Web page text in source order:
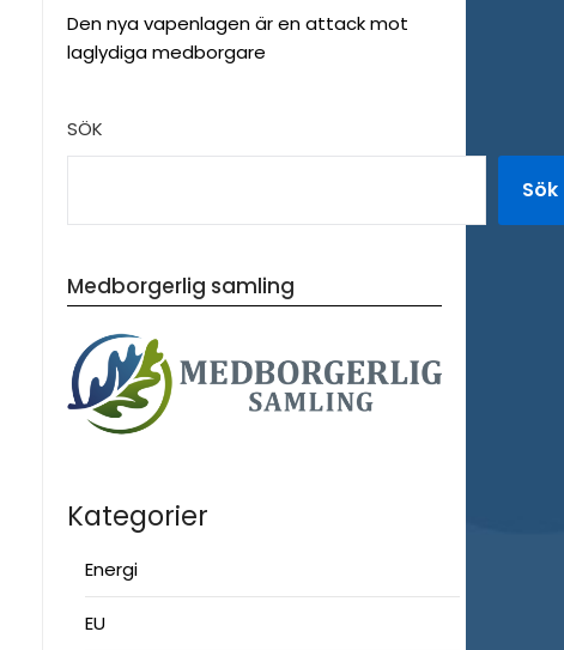
Den nya vapenlagen är en attack mot
laglydiga medborgare
SÖK
Sök
Medborgerlig samling
Kategorier
Energi
EU